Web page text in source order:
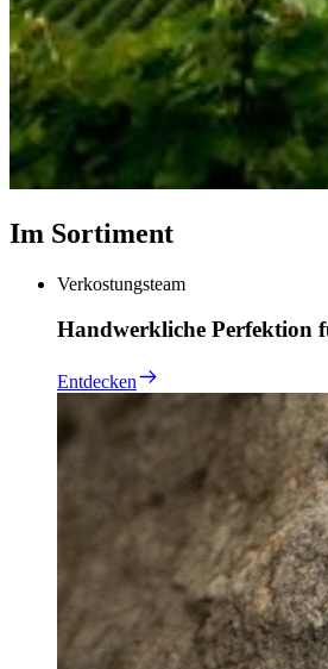
Im Sortiment
Verkostungsteam
Handwerkliche Perfektion
Entdecken